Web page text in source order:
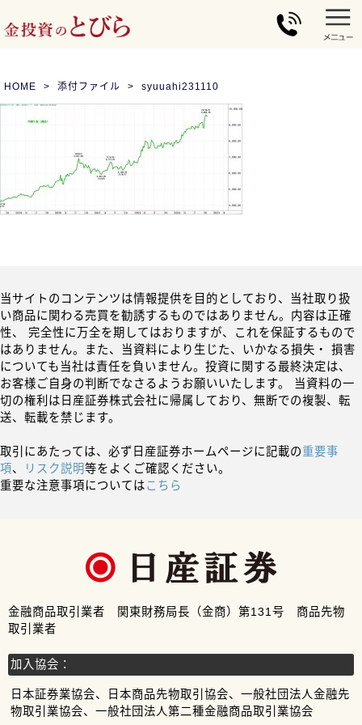
HOME 添付ファイル syuuahi231110
当サイトのコンテンツは情報提供を目的としており、当社取り扱
い商品に関わる売買を勧誘するものではありません。内容は正確
性、 完全性に万全を期してはおりますが、これを保証するもので
はありません。また、当資料により生じた、いかなる損失・ 損害
についても当社は責任を負いません。投資に関する最終決定は、
お客様ご自身の判断でなさるようお願いいたします。 当資料の一
切の権利は日産証券株式会社に帰属しており、無断での複製、転
送、転載を禁じます。
取引にあたっては、必ず日産証券ホームページに記載の重要事
項、 リスク説明等をよくご確認ください。
重要な注意事項についてはこちら
金融商品取引業者 関東財務局長（金商）第131号 商品先物
取引業者
加入協会：
日本証券業協会、日本商品先物取引協会、一般社団法人金融先
物取引業協会、一般社団法人第二種金融商品取引業協会